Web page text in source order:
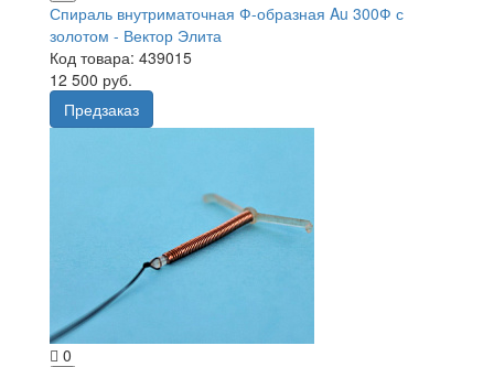
Спираль внутриматочная Ф-образная Au 300Ф с
золотом - Вектор Элита
Код товара: 439015
12 500 руб.
Предзаказ
0